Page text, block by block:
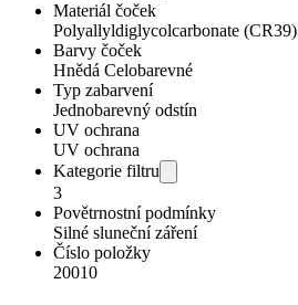
Materiál čoček
Polyallyldiglycolcarbonate (CR39)
Barvy čoček
Hnědá Celobarevné
Typ zabarvení
Jednobarevný odstín
UV ochrana
UV ochrana
Kategorie filtru
3
Povětrnostní podmínky
Silné sluneční záření
Číslo položky
20010